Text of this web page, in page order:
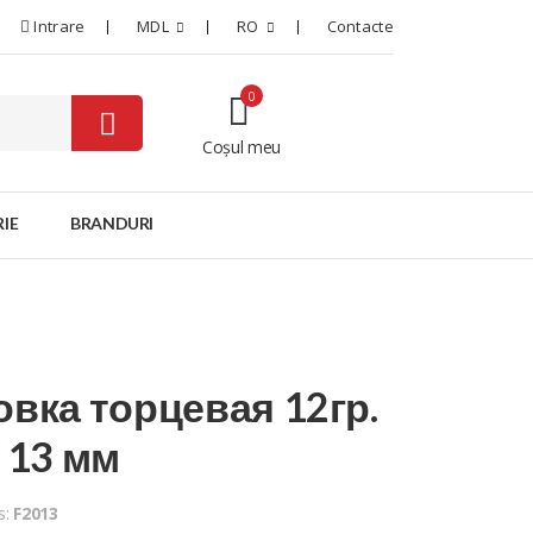
Intrare MDL RO Contacte
Coșul meu
0
BRANDURI
торцевая 12гр.
13 мм
F2013